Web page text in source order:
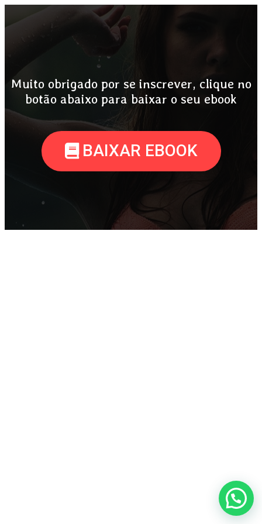
Muito obrigado por se inscrever, clique no
botão abaixo para baixar o seu ebook
BAIXAR EBOOK